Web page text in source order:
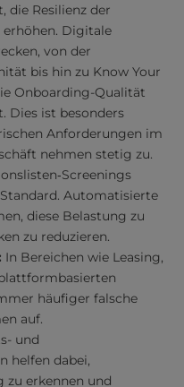
die Resilienz der
erhöhen. Digitale
von der
bis hin zu Know Your
Onboarding-Qualität
Dies ist besonders
Anforderungen im
nehmen stetig zu.
Automatisierte
diese Belastung zu
zu reduzieren.
In Bereichen wie Leasing,
häufiger falsche
auf.
und
helfen dabei,
zu erkennen und